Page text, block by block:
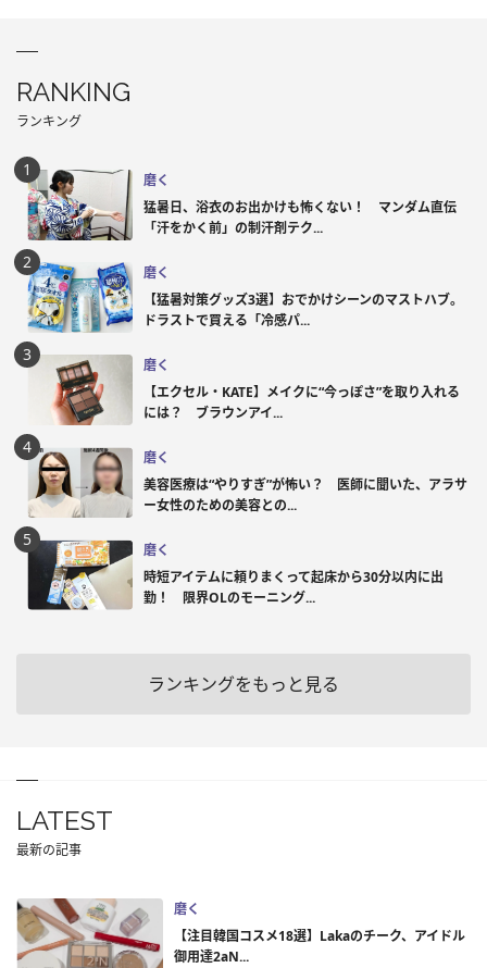
RANKING
ランキング
磨く
猛暑日、浴衣のお出かけも怖くない！ マンダム直伝
「汗をかく前」の制汗剤テク...
磨く
【猛暑対策グッズ3選】おでかけシーンのマストハブ。
ドラストで買える「冷感パ...
磨く
【エクセル・KATE】メイクに“今っぽさ”を取り入れる
には？ ブラウンアイ...
磨く
美容医療は“やりすぎ”が怖い？ 医師に聞いた、アラサ
ー女性のための美容との...
磨く
時短アイテムに頼りまくって起床から30分以内に出
勤！ 限界OLのモーニング...
ランキングをもっと見る
LATEST
最新の記事
磨く
【注目韓国コスメ18選】Lakaのチーク、アイドル
御用達2aN...